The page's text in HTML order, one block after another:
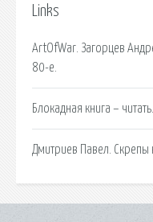
Links
ArtOfWar. Загорцев
80-е.
Блокадная книга – читать.
Дмитриев Павел.